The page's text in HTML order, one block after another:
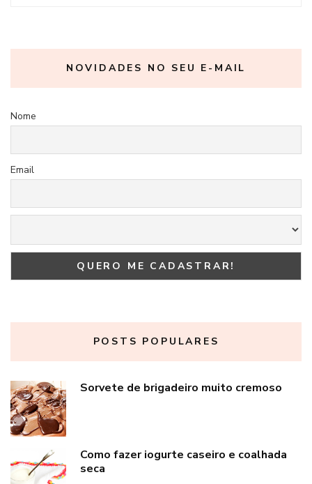
NOVIDADES NO SEU E-MAIL
Nome
Email
POSTS POPULARES
Sorvete de brigadeiro muito cremoso
Como fazer iogurte caseiro e coalhada
seca